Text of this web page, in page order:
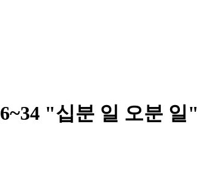
"십분 일 오분 일"